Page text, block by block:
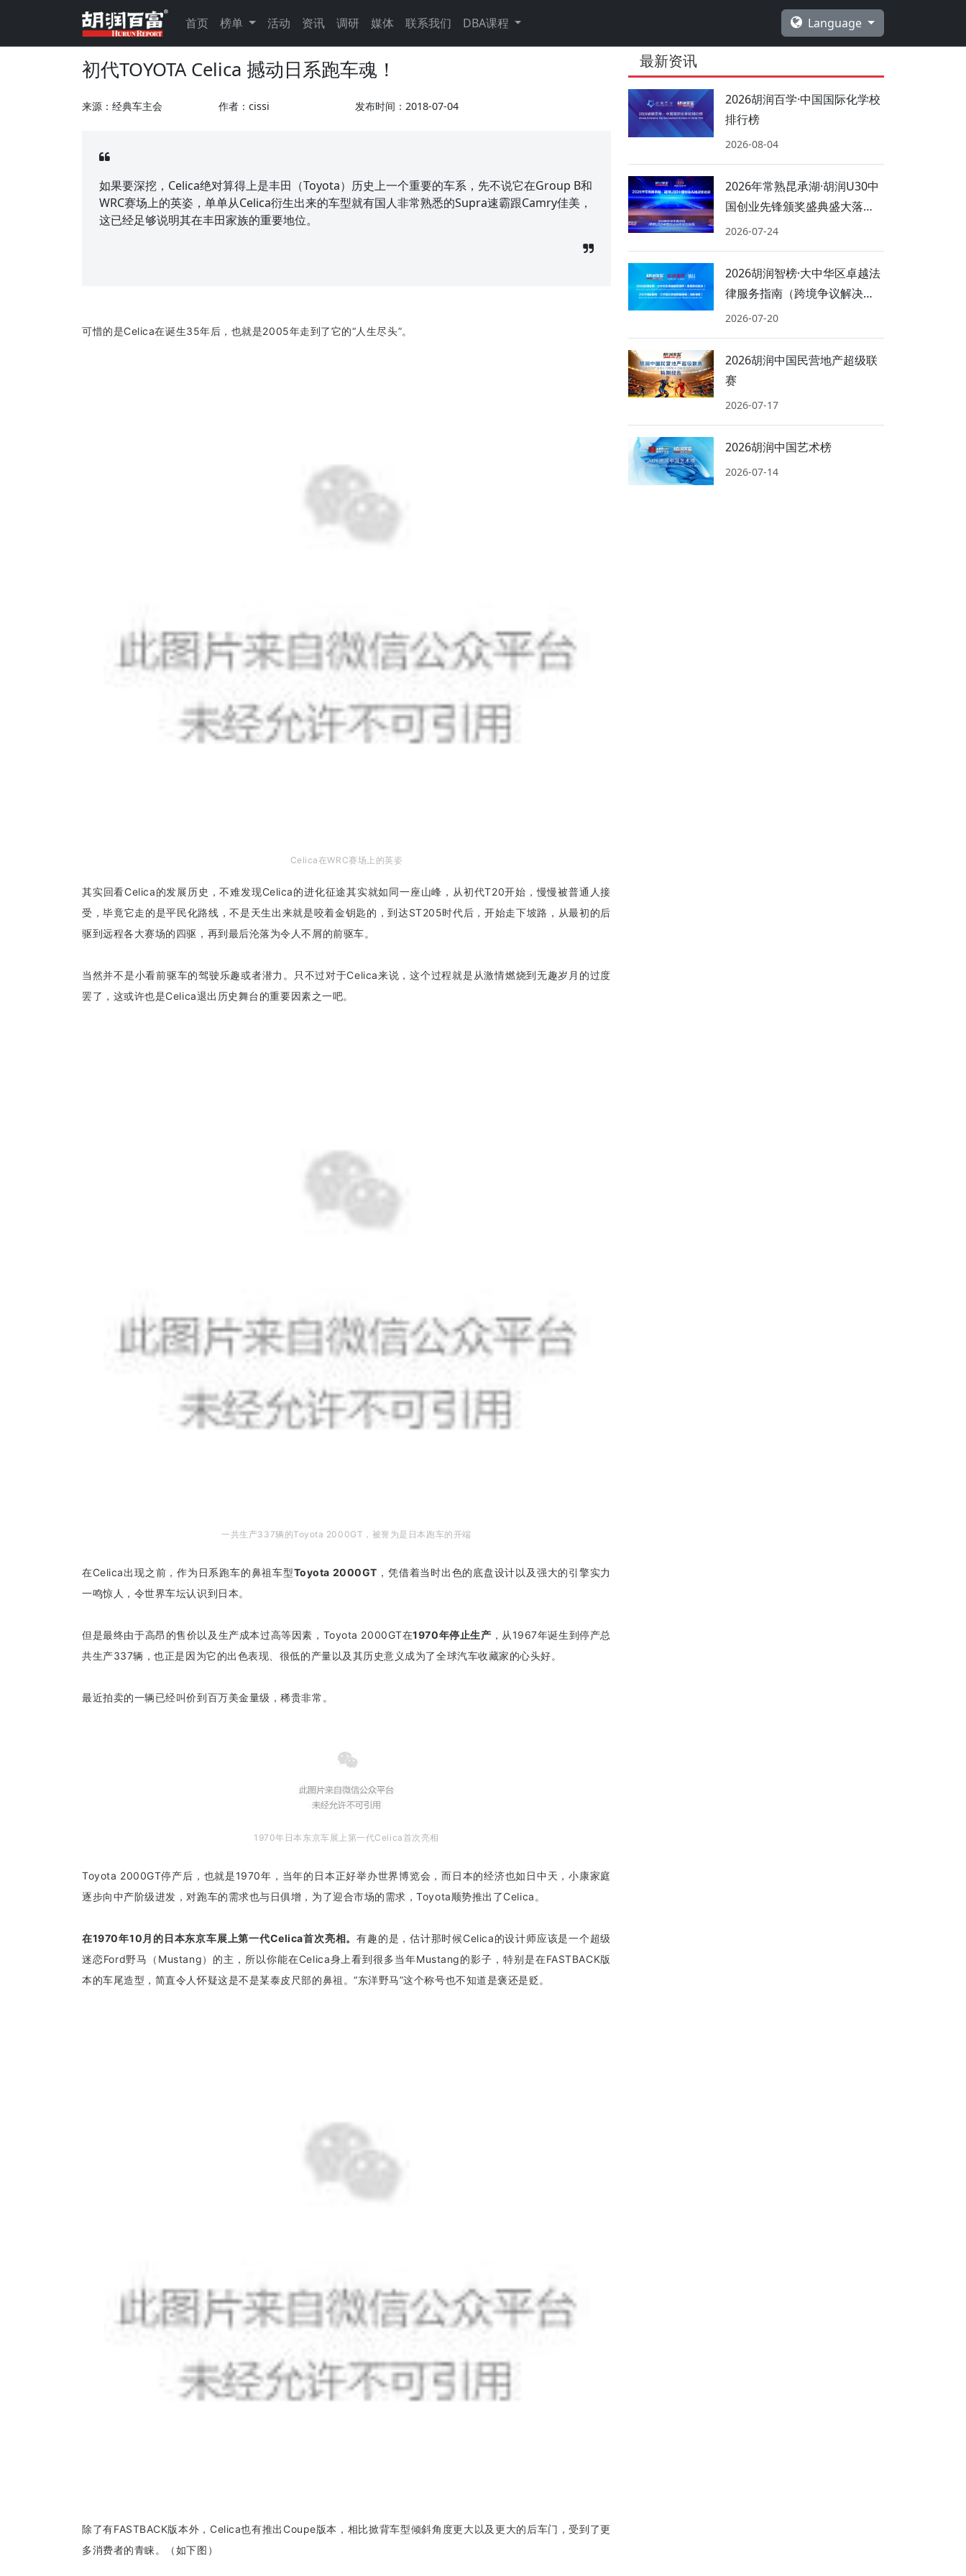
首页 榜单 活动 资讯 调研 媒体 联系我们 DBA课程 Language
初代TOYOTA Celica 撼动日系跑车魂！
来源：经典车主会 作者：cissi 发布时间：2018-07-04
如果要深挖，Celica绝对算得上是丰田（Toyota）历史上一个重要的车系，先不说它在Group B和
WRC赛场上的英姿，单单从Celica衍生出来的车型就有国人非常熟悉的Supra速霸跟Camry佳美，
这已经足够说明其在丰田家族的重要地位。
可惜的是Celica在诞生35年后，也就是2005年走到了它的“人生尽头”。
Celica在WRC赛场上的英姿
其实回看Celica的发展历史，不难发现Celica的进化征途其实就如同一座山峰，从初代T20开始，慢慢被普通人接
受，毕竟它走的是平民化路线，不是天生出来就是咬着金钥匙的，到达ST205时代后，开始走下坡路，从最初的后
驱到远程各大赛场的四驱，再到最后沦落为令人不屑的前驱车。
当然并不是小看前驱车的驾驶乐趣或者潜力。只不过对于Celica来说，这个过程就是从激情燃烧到无趣岁月的过度
罢了，这或许也是Celica退出历史舞台的重要因素之一吧。
一共生产337辆的Toyota 2000GT，被誉为是日本跑车的开端
在Celica出现之前，作为日系跑车的鼻祖车型Toyota 2000GT ，凭借着当时出色的底盘设计以及强大的引擎实力
一鸣惊人，令世界车坛认识到日本。
但是最终由于高昂的售价以及生产成本过高等因素，Toyota 2000GT在1970年停止生产 ，从1967年诞生到停产总
共生产337辆，也正是因为它的出色表现、很低的产量以及其历史意义成为了全球汽车收藏家的心头好。
最近拍卖的一辆已经叫价到百万美金量级，稀贵非常。
1970年日本东京车展上第一代Celica首次亮相
Toyota 2000GT停产后，也就是1970年，当年的日本正好举办世界博览会，而日本的经济也如日中天，小康家庭
逐步向中产阶级进发，对跑车的需求也与日俱增，为了迎合市场的需求，Toyota顺势推出了Celica。
在1970年10月的日本东京车展上第一代Celica首次亮相。有趣的是，估计那时候Celica的设计师应该是一个超级
迷恋Ford野马（Mustang）的主，所以你能在Celica身上看到很多当年Mustang的影子，特别是在FASTBACK版
本的车尾造型，简直令人怀疑这是不是某泰皮尺部的鼻祖。“东洋野马”这个称号也不知道是褒还是贬。
除了有FASTBACK版本外，Celica也有推出Coupe版本，相比掀背车型倾斜角度更大以及更大的后车门，受到了更
多消费者的青睐。（如下图）
最新资讯
2026胡润百学·中国国际化学校
排行榜
2026-08-04
2026年常熟昆承湖·胡润U30中
国创业先锋颁奖盛典盛大落
幕！
2026-07-24
2026胡润智榜·大中华区卓越法
律服务指南（跨境争议解决、
海商海事）
2026-07-20
2026胡润中国民营地产超级联
赛
2026-07-17
2026胡润中国艺术榜
2026-07-14